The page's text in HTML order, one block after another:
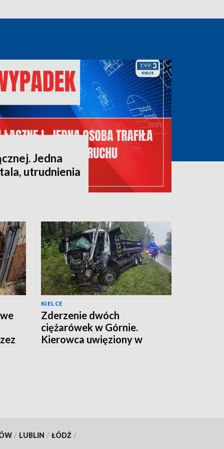
Jedna
utrudnienia
KIELCE
Zderzenie dwóch
ciężarówek w Górnie.
Kierowca uwięziony w
/ LUBLIN / ŁÓDŹ /